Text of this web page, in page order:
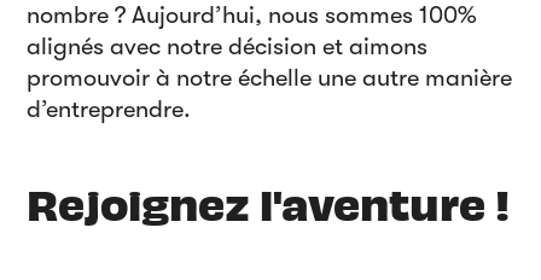
nombre ? Aujourd’hui, nous sommes 100%
alignés avec notre décision et aimons
promouvoir à notre échelle une autre manière
d’entreprendre.
Rejoignez l'aventure !